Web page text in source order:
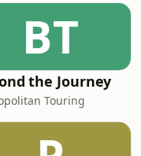
BT
the Journey
Touring